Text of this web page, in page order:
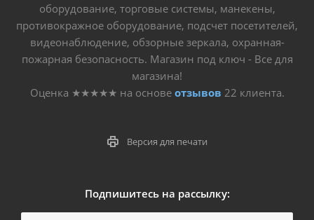
оборудование, торговые системы, манекены,
противокражное оборудование, подсчет посетителей,
видеонаблюдение, обзорные зеркала, охранная-
пожарная безопасность. Магазин под ключ - Все для
магазина!
Оценка ★★★★★ на основе отзывов 22 клиента.
Версия для печати
Подпишитесь на рассылку: